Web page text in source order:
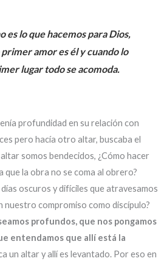
es lo que hacemos para Dios,
amor es él y cuando lo
lugar todo se acomoda.
profundidad en su relación con
pero hacía otro altar, buscaba el
somos bendecidos, ¿Cómo hacer
que la obra no se coma al obrero?
oscuros y difíciles que atravesamos
nuestro compromiso como discípulo?
profundos, que nos pongamos
entendamos que allí está la
un altar y allí es levantado. Por eso en